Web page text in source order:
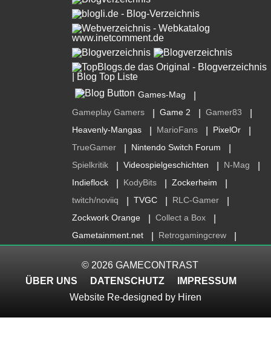
Games-Mag
Gameplay Gamers Game 2 Gamer83
Heavenly-Mangas MarioFans PixelOr
TrueGamer Nintendo Switch Forum
Spielkritik Videospielgeschichten N-Mag
Indieflock KodyBits Zockerheim
twitch/noviiq TVGC RLC-Gamer
Zockwork Orange Collect a Box
Gametainment.net Retrogamingcrew
© 2026 GAMECONTRAST
ÜBER UNS
DATENSCHUTZ
IMPRESSUM
Website Re-designed by Hiren